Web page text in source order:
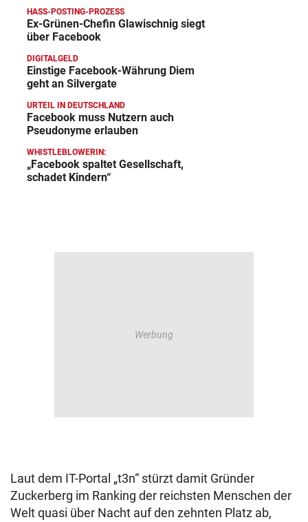
HASS-POSTING-PROZESS
Ex-Grünen-Chefin Glawischnig siegt
über Facebook
DIGITALGELD
Einstige Facebook-Währung Diem
geht an Silvergate
URTEIL IN DEUTSCHLAND
Facebook muss Nutzern auch
Pseudonyme erlauben
WHISTLEBLOWERIN:
„Facebook spaltet Gesellschaft,
schadet Kindern“
Laut dem IT-Portal „t3n“ stürzt damit Gründer
Zuckerberg im Ranking der reichsten Menschen der
Welt quasi über Nacht auf den zehnten Platz ab,